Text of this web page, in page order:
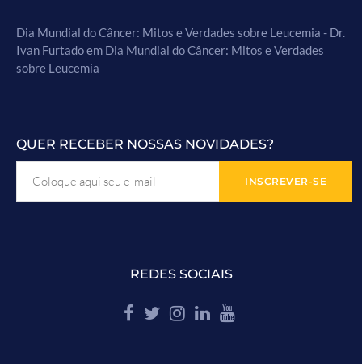
Dia Mundial do Câncer: Mitos e Verdades sobre Leucemia - Dr.
Ivan Furtadoem Dia Mundial do Câncer: Mitos e Verdades
sobre Leucemia
QUER RECEBER NOSSAS NOVIDADES?
REDES SOCIAIS